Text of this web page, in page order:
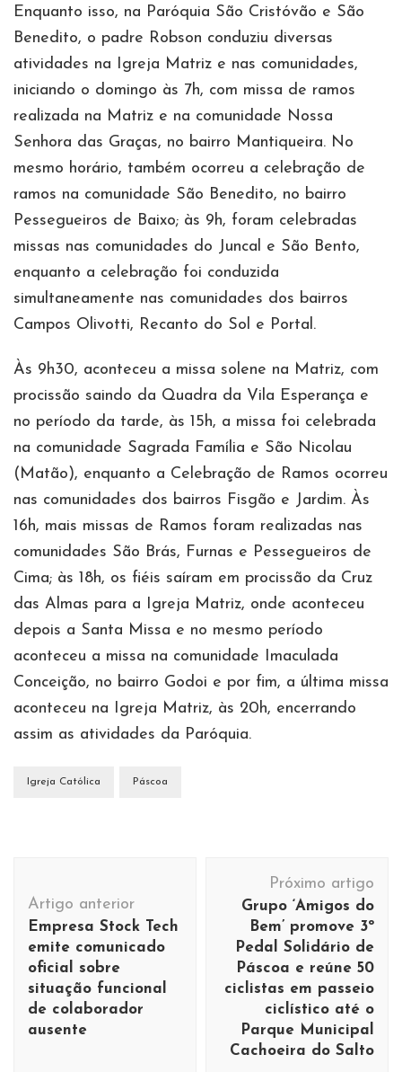
Enquanto isso, na Paróquia São Cristóvão e São
Benedito, o padre Robson conduziu diversas
atividades na Igreja Matriz e nas comunidades,
iniciando o domingo às 7h, com missa de ramos
realizada na Matriz e na comunidade Nossa
Senhora das Graças, no bairro Mantiqueira. No
mesmo horário, também ocorreu a celebração de
ramos na comunidade São Benedito, no bairro
Pessegueiros de Baixo; às 9h, foram celebradas
missas nas comunidades do Juncal e São Bento,
enquanto a celebração foi conduzida
simultaneamente nas comunidades dos bairros
Campos Olivotti, Recanto do Sol e Portal.
Às 9h30, aconteceu a missa solene na Matriz, com
procissão saindo da Quadra da Vila Esperança e
no período da tarde, às 15h, a missa foi celebrada
na comunidade Sagrada Família e São Nicolau
(Matão), enquanto a Celebração de Ramos ocorreu
nas comunidades dos bairros Fisgão e Jardim. Às
16h, mais missas de Ramos foram realizadas nas
comunidades São Brás, Furnas e Pessegueiros de
Cima; às 18h, os fiéis saíram em procissão da Cruz
das Almas para a Igreja Matriz, onde aconteceu
depois a Santa Missa e no mesmo período
aconteceu a missa na comunidade Imaculada
Conceição, no bairro Godoi e por fim, a última missa
aconteceu na Igreja Matriz, às 20h, encerrando
assim as atividades da Paróquia.
Igreja Católica Páscoa
de
post
Artigo anterior
Empresa Stock Tech
emite comunicado
oficial sobre
situação funcional
de colaborador
ausente
Próximo artigo
Grupo ‘Amigos do
Bem’ promove 3º
Pedal Solidário de
Páscoa e reúne 50
ciclistas em passeio
ciclístico até o
Parque Municipal
Cachoeira do Salto